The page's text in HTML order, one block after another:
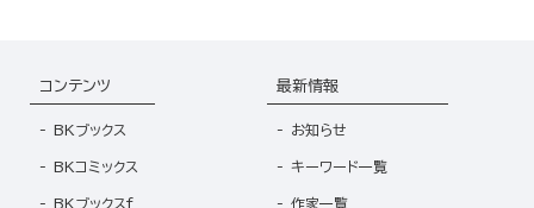
コンテンツ
BKブックス
BKコミックス
BKブックスf
最新情報
お知らせ
キーワード一覧
作家一覧